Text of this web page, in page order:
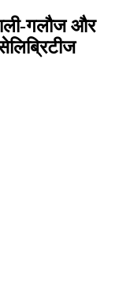
गलौज और